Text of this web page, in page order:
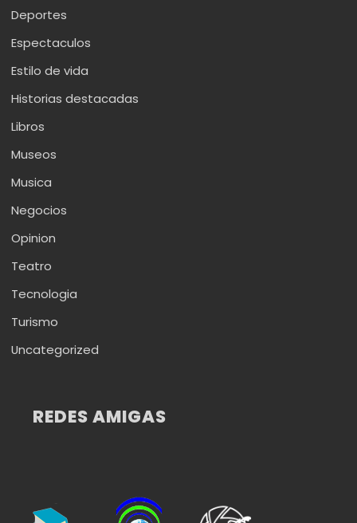
Deportes
Espectaculos
Estilo de vida
Historias destacadas
Libros
Museos
Musica
Negocios
Opinion
Teatro
Tecnologia
Turismo
Uncategorized
REDES AMIGAS